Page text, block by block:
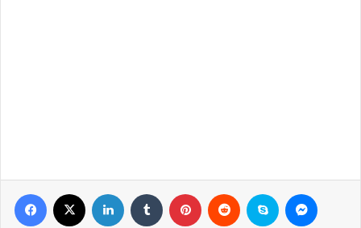
Facebook LinkedIn Tumblr Pinterest Reddit Skype